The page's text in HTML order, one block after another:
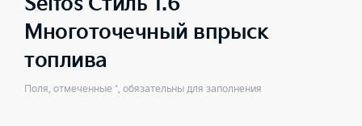
Многоточечный впрыск
топлива
Поля, отмеченные *, обязательны для заполнения